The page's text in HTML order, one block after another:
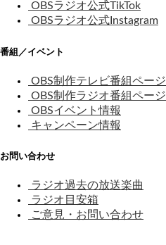
OBSラジオ公式TikTok
OBSラジオ公式Instagram
番組／イベント
OBS制作テレビ番組ページ
OBS制作ラジオ番組ページ
OBSイベント情報
キャンペーン情報
お問い合わせ
ラジオ過去の放送楽曲
ラジオ目安箱
ご意見・お問い合わせ